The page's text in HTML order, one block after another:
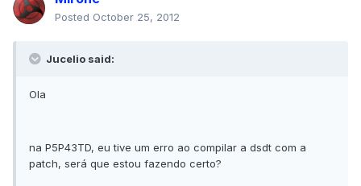
Posted October 25, 2012
Jucelio said:
Ola
na P5P43TD, eu tive um erro ao compilar a dsdt com a
patch, será que estou fazendo certo?